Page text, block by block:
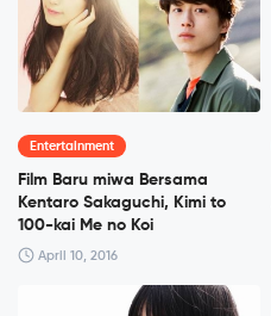
Entertainment
Film Baru miwa Bersama
Kentaro Sakaguchi, Kimi to
100-kai Me no Koi
April 10, 2016